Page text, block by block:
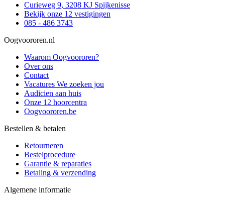
Curieweg 9, 3208 KJ Spijkenisse
Bekijk onze 12 vestigingen
085 - 486 3743
Oogvoororen.nl
Waarom Oogvoororen?
Over ons
Contact
Vacatures We zoeken jou
Audicien aan huis
Onze 12 hoorcentra
Oogvoororen.be
Bestellen & betalen
Retourneren
Bestelprocedure
Garantie & reparaties
Betaling & verzending
Algemene informatie